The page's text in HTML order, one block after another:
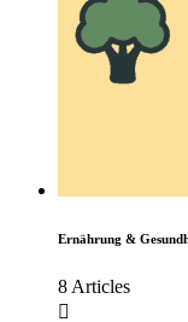
Ernährung &
8 Articles